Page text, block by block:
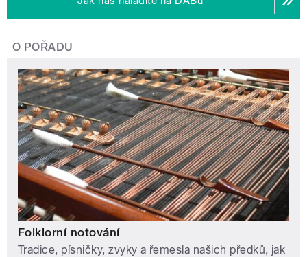
O POŘADU
Folklorní notování
Tradice, písničky, zvyky a řemesla našich předků, jak